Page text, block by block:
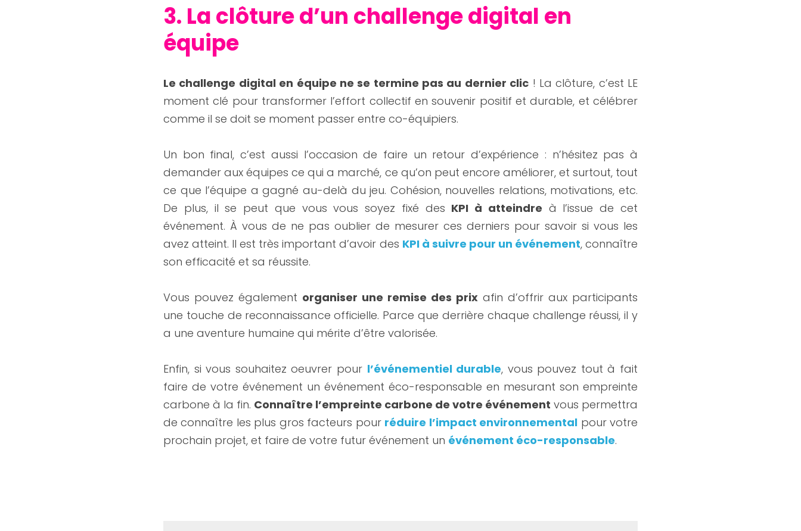
3. La clôture d’un challenge digital en
équipe
Le challenge digital en équipe ne se termine pas au dernier clic ! La clôture, c’est LE
moment clé pour transformer l’effort collectif en souvenir positif et durable, et célébrer
comme il se doit se moment passer entre co-équipiers.
Un bon final, c’est aussi l’occasion de faire un retour d’expérience : n’hésitez pas à
demander aux équipes ce qui a marché, ce qu’on peut encore améliorer, et surtout, tout
ce que l’équipe a gagné au-delà du jeu. Cohésion, nouvelles relations, motivations, etc.
De plus, il se peut que vous vous soyez fixé des KPI à atteindre à l’issue de cet
événement. À vous de ne pas oublier de mesurer ces derniers pour savoir si vous les
avez atteint. Il est très important d’avoir des KPI à suivre pour un événement, connaître
son efficacité et sa réussite.
Vous pouvez également organiser une remise des prix afin d’offrir aux participants
une touche de reconnaissance officielle. Parce que derrière chaque challenge réussi, il y
a une aventure humaine qui mérite d’être valorisée.
Enfin, si vous souhaitez oeuvrer pour l’événementiel durable, vous pouvez tout à fait
faire de votre événement un événement éco-responsable en mesurant son empreinte
carbone à la fin. Connaître l’empreinte carbone de votre événement vous permettra
de connaître les plus gros facteurs pour réduire l’impact environnemental pour votre
prochain projet, et faire de votre futur événement un événement éco-responsable.